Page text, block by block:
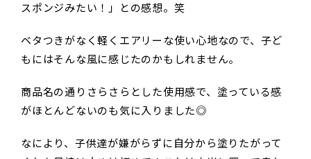
スポンジみたい！」との感想。笑
ベタつきがなく軽くエアリーな使い心地なので、子ど
もにはそんな風に感じたのかもしれません。
商品名の通りさらさらとした使用感で、塗っている感
がほとんどないのも気に入りました◎
なにより、子供達が嫌がらずに自分から塗りたがって